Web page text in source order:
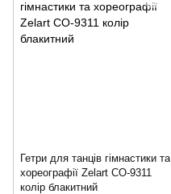
Гетри для танців гімнастики та
хореографії Zelart CO-9311
колір блакитний